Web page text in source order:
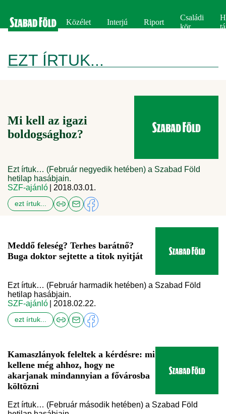
Közélet Interjú Riport
Családi
kör
EZT ÍRTUK...
Mi kell az igazi
boldogsághoz?
Ezt írtuk… (Február negyedik hetében) a Szabad Föld
hetilap hasábjain.
SZF-ajánló
| 2018.03.01.
ezt írtuk...
Meddő feleség? Terhes barátnő?
Buga doktor sejtette a titok nyitját
Ezt írtuk… (Február harmadik hetében) a Szabad Föld
hetilap hasábjain.
SZF-ajánló
| 2018.02.22.
ezt írtuk...
Kamaszlányok feleltek a kérdésre: mi
kellene még ahhoz, hogy ne
akarjanak mindannyian a fővárosba
költözni
Ezt írtuk… (Február második hetében) a Szabad Föld